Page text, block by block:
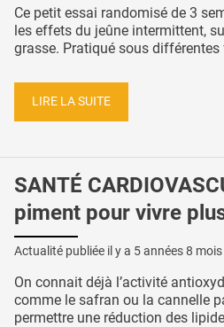
Ce petit essai randomisé de 3
les effets du jeûne intermittent,
grasse. Pratiqué sous différentes
LIRE LA SUITE
SANTÉ
piment pour vivre
Actualité publiée il y a 5 années 8 mois
On connait déjà l’activité
comme le safran ou la cannelle
permettre une réduction des